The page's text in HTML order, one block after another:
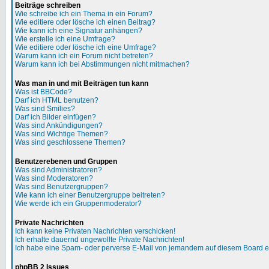
Beiträge schreiben
Wie schreibe ich ein Thema in ein Forum?
Wie editiere oder lösche ich einen Beitrag?
Wie kann ich eine Signatur anhängen?
Wie erstelle ich eine Umfrage?
Wie editiere oder lösche ich eine Umfrage?
Warum kann ich ein Forum nicht betreten?
Warum kann ich bei Abstimmungen nicht mitmachen?
Was man in und mit Beiträgen tun kann
Was ist BBCode?
Darf ich HTML benutzen?
Was sind Smilies?
Darf ich Bilder einfügen?
Was sind Ankündigungen?
Was sind Wichtige Themen?
Was sind geschlossene Themen?
Benutzerebenen und Gruppen
Was sind Administratoren?
Was sind Moderatoren?
Was sind Benutzergruppen?
Wie kann ich einer Benutzergruppe beitreten?
Wie werde ich ein Gruppenmoderator?
Private Nachrichten
Ich kann keine Privaten Nachrichten verschicken!
Ich erhalte dauernd ungewollte Private Nachrichten!
Ich habe eine Spam- oder perverse E-Mail von jemandem auf diesem Board
phpBB 2 Issues